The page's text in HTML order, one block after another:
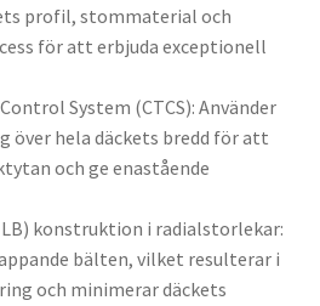
profil, stommaterial och
för att erbjuda exceptionell
System (CTCS): Använder
över hela däckets bredd för att
och ge enastående
konstruktion i radialstorlekar:
bälten, vilket resulterar i
och minimerar däckets